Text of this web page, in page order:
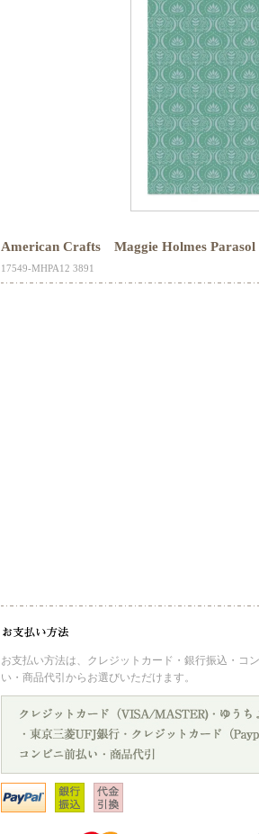
American Crafts Maggie Holmes
17549-MHPA12 3891
お支払い方法は、クレジットカード・銀行振込・コ
い・商品代引からお選びいただけます。